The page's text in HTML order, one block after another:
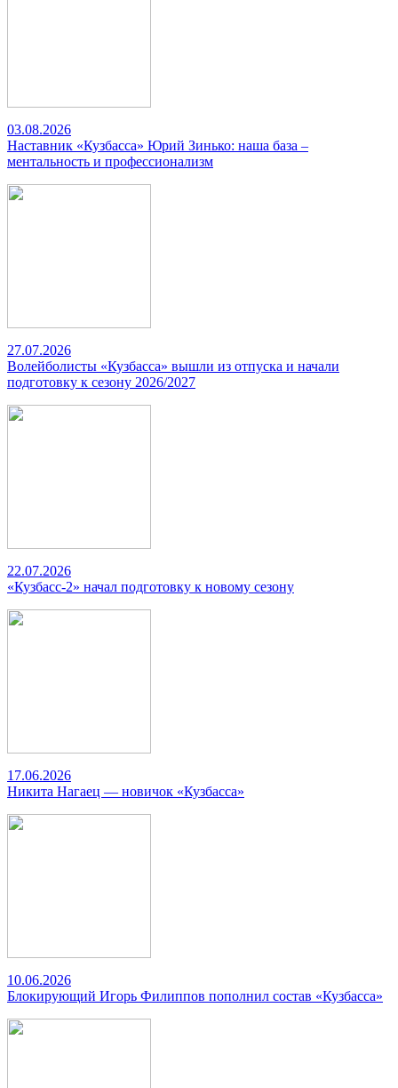
03.08.2026
Наставник «Кузбасса» Юрий Зинько: наша база –
ментальность и профессионализм
27.07.2026
Волейболисты «Кузбасса» вышли из отпуска и начали
подготовку к сезону 2026/2027
22.07.2026
«Кузбасс-2» начал подготовку к новому сезону
17.06.2026
Никита Нагаец — новичок «Кузбасса»
10.06.2026
Блокирующий Игорь Филиппов пополнил состав «Кузбасса»